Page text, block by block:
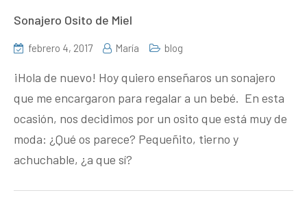
Sonajero Osito de Miel
febrero 4, 2017 María blog
¡Hola de nuevo! Hoy quiero enseñaros un sonajero
que me encargaron para regalar a un bebé. En esta
ocasión, nos decidimos por un osito que está muy de
moda: ¿Qué os parece? Pequeñito, tierno y
achuchable, ¿a que sí?